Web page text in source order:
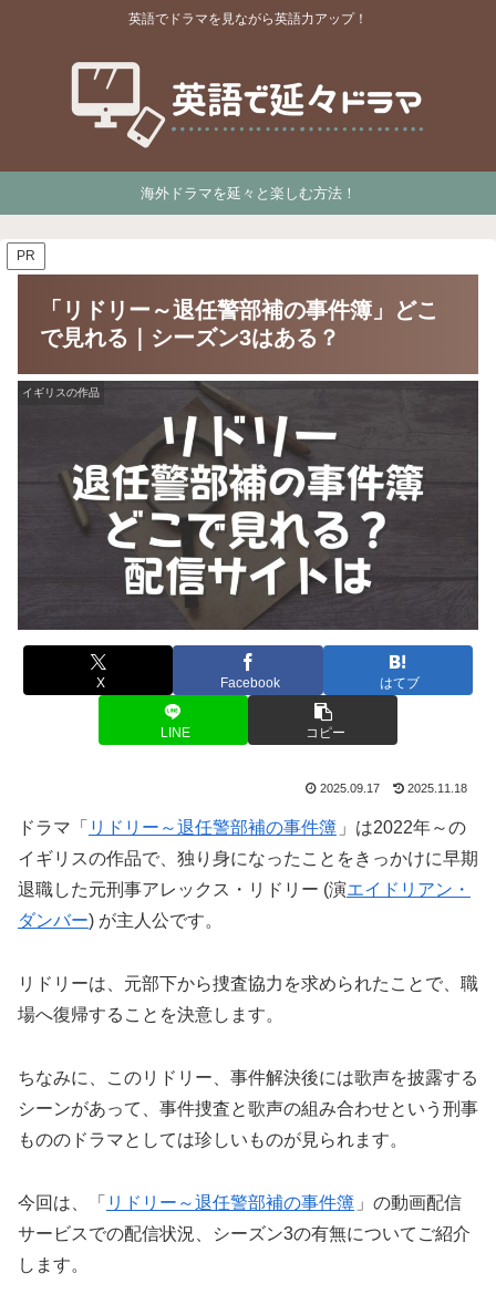
英語でドラマを見ながら英語力アップ！
海外ドラマを延々と楽しむ方法！
PR
「リドリー～退任警部補の事件簿」どこ
で見れる｜シーズン3はある？
イギリスの作品
X Facebook はてブ
LINE コピー
2025.09.17 2025.11.18
ドラマ「 リドリー～退任警部補の事件簿 」は2022年～の
イギリスの作品で、独り身になったことをきっかけに早期
退職した元刑事アレックス・リドリー (演エイドリアン・
ダンバー) が主人公です。
リドリーは、元部下から捜査協力を求められたことで、職
場へ復帰することを決意します。
ちなみに、このリドリー、事件解決後には歌声を披露する
シーンがあって、事件捜査と歌声の組み合わせという刑事
もののドラマとしては珍しいものが見られます。
今回は、「 リドリー～退任警部補の事件簿 」の動画配信
サービスでの配信状況、シーズン3の有無についてご紹介
します。